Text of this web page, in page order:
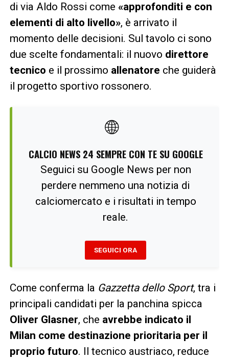
di via Aldo Rossi come «approfonditi e con
elementi di alto livello», è arrivato il
momento delle decisioni. Sul tavolo ci sono
due scelte fondamentali: il nuovo direttore
tecnico e il prossimo allenatore che guiderà
il progetto sportivo rossonero.
🌐
CALCIO NEWS 24 SEMPRE CON TE SU GOOGLE
Seguici su Google News per non
perdere nemmeno una notizia di
calciomercato e i risultati in tempo
reale.
SEGUICI ORA
Come conferma la Gazzetta dello Sport, tra i
principali candidati per la panchina spicca
Oliver Glasner, che avrebbe indicato il
Milan come destinazione prioritaria per il
proprio futuro. Il tecnico austriaco, reduce